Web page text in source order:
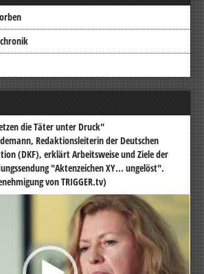
die Täter unter Druck"
Redaktionsleiterin der Deutschen
(DKF), erklärt Arbeitsweise und Ziele der
"Aktenzeichen XY... ungelöst".
von TRIGGER.tv)